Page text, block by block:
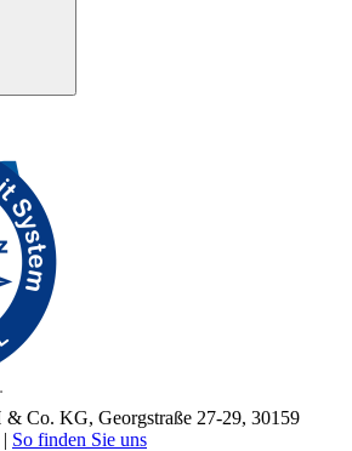
Co. KG, Georgstraße 27-29, 30159
So finden Sie uns